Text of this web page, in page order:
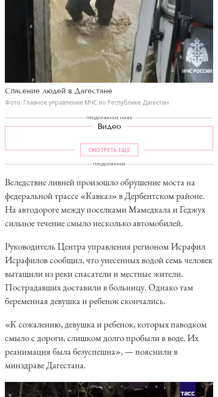
Спасение людей в Дагестане
Фото: Главное управление МЧС по Республике Дагестан
ПРОДОЛЖЕНИЕ НИЖЕ
Видео
СМОТРЕТЬ ЕЩЕ
ПРОДОЛЖЕНИЕ
Вследствие ливней произошло обрушение моста на
федеральной трассе «Кавказ» в Дербентском районе.
На автодороге между поселками Мамедкала и Геджух
сильное течение смыло несколько автомобилей.
Руководитель Центра управления регионом Исрафил
Исрафилов сообщил, что унесенных водой семь человек
вытащили из реки спасатели и местные жители.
Пострадавших доставили в больницу. Однако там
беременная девушка и ребенок скончались.
«К сожалению, девушка и ребенок, которых паводком
смыло с дороги, слишком долго пробыли в воде. Их
реанимация была безуспешна», — пояснили в
минздраве Дагестана.